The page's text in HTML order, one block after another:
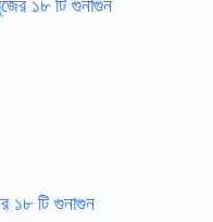
১৮ টি গুনাগুন